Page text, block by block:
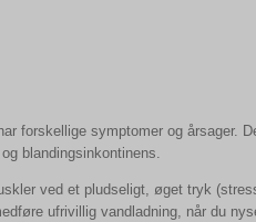
forskellige symptomer og årsager.
blandingsinkontinens.
ved et pludseligt, øget tryk
ufrivillig vandladning, når du